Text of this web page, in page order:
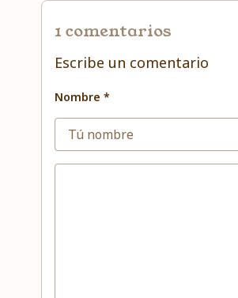
1 comentarios
Escribe un comentario
Nombre *